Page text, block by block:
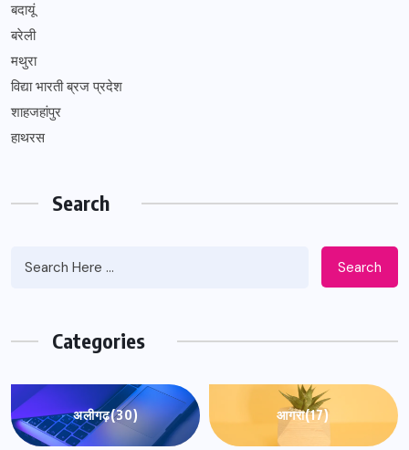
बदायूं
बरेली
मथुरा
विद्या भारती ब्रज प्रदेश
शाहजहांपुर
हाथरस
Search
Search
Categories
अलीगढ़(30) आगरा(17)